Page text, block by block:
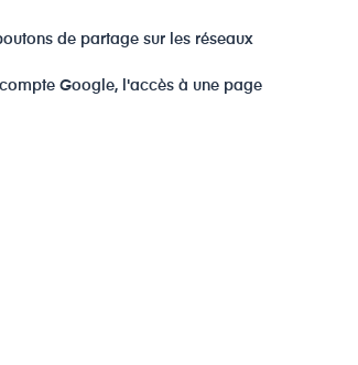
de partage sur les réseaux
Google, l'accès à une page